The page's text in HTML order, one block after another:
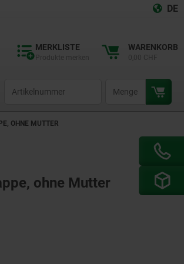
DE
MERKLISTE WARENKORB
OHNE MUTTER
ohne Mutter